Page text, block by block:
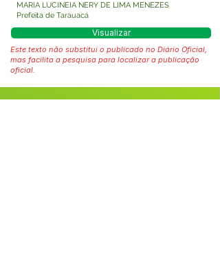
MARIA LUCINEIA NERY DE LIMA MENEZES
Prefeita de Tarauacá
Visualizar
Este texto não substitui o publicado no Diário Oficial,
mas facilita a pesquisa para localizar a publicação
oficial.